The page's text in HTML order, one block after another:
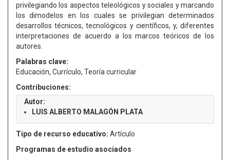
privilegiando los aspectos teleológicos y sociales y marcando
los dimodelos en los cuales se privilegian determinados
desarrollos técnicos, tecnológicos y científicos, y, diferentes
interpretaciones de acuerdo a los marcos teóricos de los
autores.
Palabras clave:
Educación, Currículo, Teoría curricular
Contribuciones:
Autor:
LUIS ALBERTO MALAGÓN PLATA
Tipo de recurso educativo: Artículo
Programas de estudio asociados